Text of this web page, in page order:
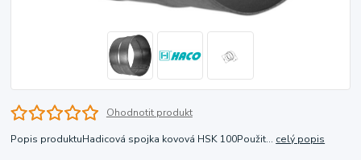
Ohodnotit produkt
Popis produktuHadicová spojka kovová HSK 100Použit... celý popis